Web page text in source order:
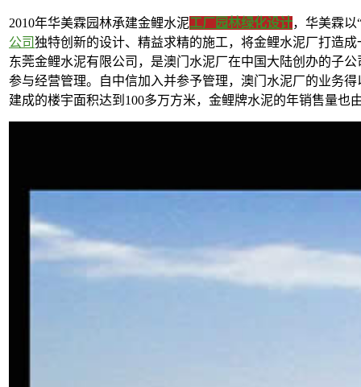
2010年华美霖园林承建金鲤水泥工厂园林绿化设计，华美霖
公司独特创新的设计、精益求精的施工，将金鲤水泥厂打造
东莞金鲤水泥有限公司，是澳门水泥厂在中国大陆创办的子
参与经营管理。自中信加入并参予管理，澳门水泥厂的业务
建成的楼宇面积达到100多万方米，金鲤牌水泥的年销售量